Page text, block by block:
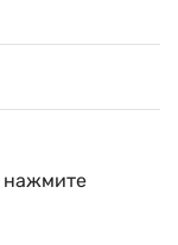
нажмите